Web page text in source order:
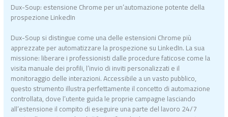
Dux-Soup: estensione Chrome per un’automazione potente della
prospezione LinkedIn
Dux-Soup si distingue come una delle estensioni Chrome più
apprezzate per automatizzare la prospezione su LinkedIn. La sua
missione: liberare i professionisti dalle procedure faticose come la
visita manuale dei profili, l’invio di inviti personalizzati e il
monitoraggio delle interazioni. Accessibile a un vasto pubblico,
questo strumento illustra perfettamente il concetto di automazione
controllata, dove l’utente guida le proprie campagne lasciando
all’estensione il compito di eseguire una parte del lavoro 24/7